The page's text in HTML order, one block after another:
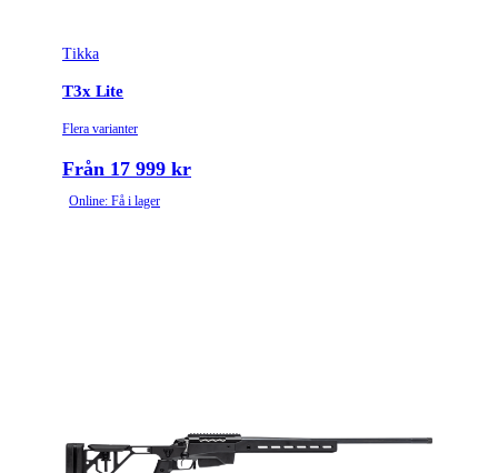
Tikka
T3x Lite
Flera varianter
Från 17 999 kr
Online: Få i lager